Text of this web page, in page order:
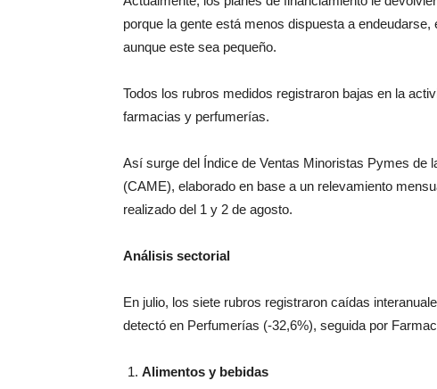
porque la gente está menos dispuesta a
aunque este sea pequeño.
Todos los rubros medidos registraron bajas en la
farmacias y perfumerías.
Así surge del Índice de Ventas Minoristas Pymes de
(CAME), elaborado en base a un relevamiento
realizado del 1 y 2 de agosto.
Análisis sectorial
En julio, los siete rubros registraron caídas
detectó en Perfumerías (-32,6%), seguida por
Alimentos y bebidas